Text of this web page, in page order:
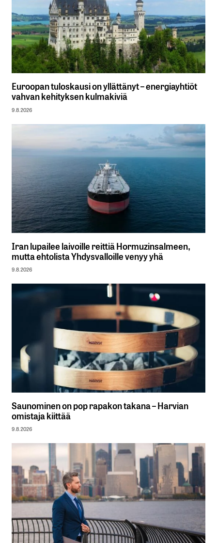
Euroopan tuloskausi on yllättänyt – energiayhtiöt
vahvan kehityksen kulmakiviä
9.8.2026
Iran lupailee laivoille reittiä Hormuzinsalmeen,
mutta ehtolista Yhdysvalloille venyy yhä
9.8.2026
Saunominen on pop rapakon takana – Harvian
omistaja kiittää
9.8.2026